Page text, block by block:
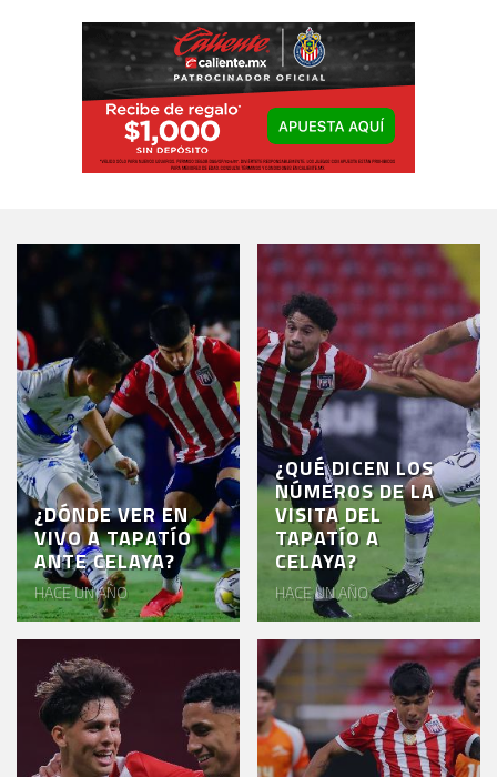
¿DÓNDE VER EN
VIVO A TAPATÍO
ANTE CELAYA?
HACE UN AÑO
¿QUÉ DICEN LOS
NÚMEROS DE LA
VISITA DEL
TAPATÍO A
CELAYA?
HACE UN AÑO